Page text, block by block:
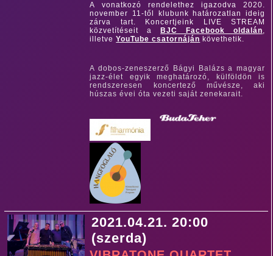
A vonatkozó rendelethez igazodva 2020.
november 11-től klubunk határozatlan ideig
zárva tart. Koncertjeink LIVE STREAM
közvetítéseit a
BJC Facebook oldalán,
illetveYouTube csatornáján követhetik.
A dobos-zeneszerző Bágyi Balázs a magyar
jazz-élet egyik meghatározó, külföldön is
rendszeresen koncertező művésze, aki
húszas évei óta vezeti saját zenekarait.
2021.04.21. 20:00
(szerda)